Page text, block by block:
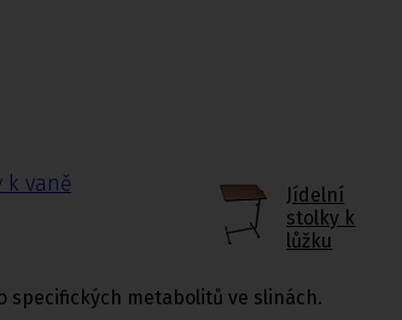
k vaně
Jídelní
stolky k
lůžku
metabolitů ve slinách.